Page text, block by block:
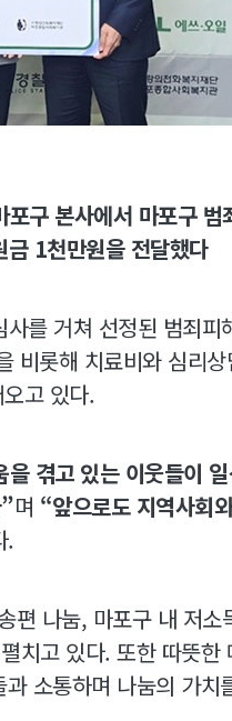
구 본사에서 마포구 범
1천만원을 전달했다
를 거쳐 선정된 범죄피
비롯해 치료비와 심리
고 있다.
겪고 있는 이웃들이
며 “앞으로도 지역사회
.
편 나눔, 마포구 내 저소
치고 있다. 또한 따뜻한
소통하며 나눔의 가치